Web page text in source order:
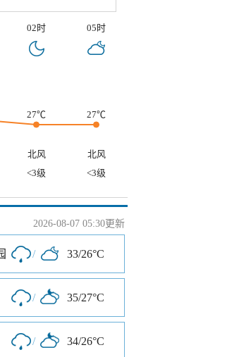
02时 05时
27℃ 27℃
北风
北风
<3级 <3级
2026-08-07 05:30更新
/ 33/26°C
/ 35/27°C
/ 34/26°C